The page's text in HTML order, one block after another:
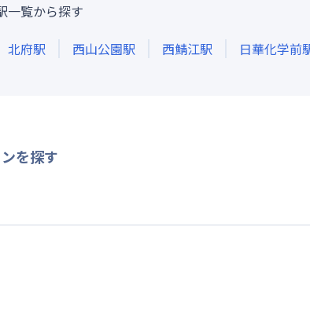
一覧から探す
北府駅 西山公園駅 西鯖江駅 日華化学前
を探す